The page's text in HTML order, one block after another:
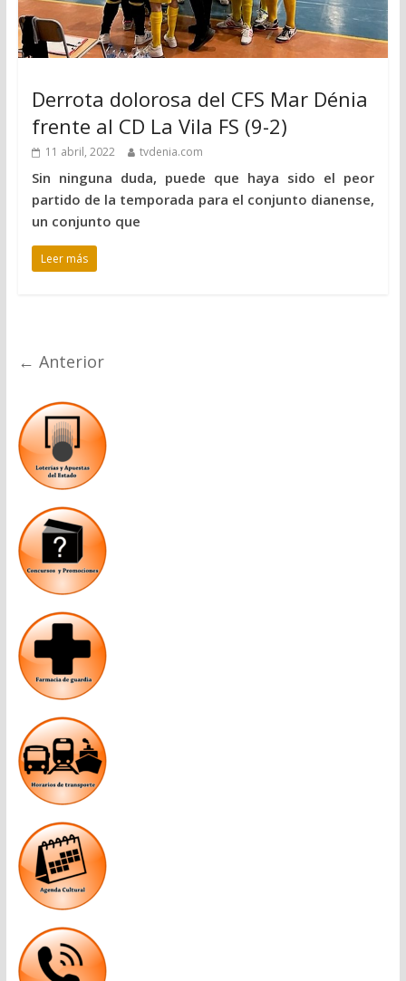
Derrota dolorosa del CFS Mar Dénia
frente al CD La Vila FS (9-2)
11 abril, 2022 tvdenia.com
Sin ninguna duda, puede que haya sido el peor
partido de la temporada para el conjunto dianense,
un conjunto que
Leer más
← Anterior